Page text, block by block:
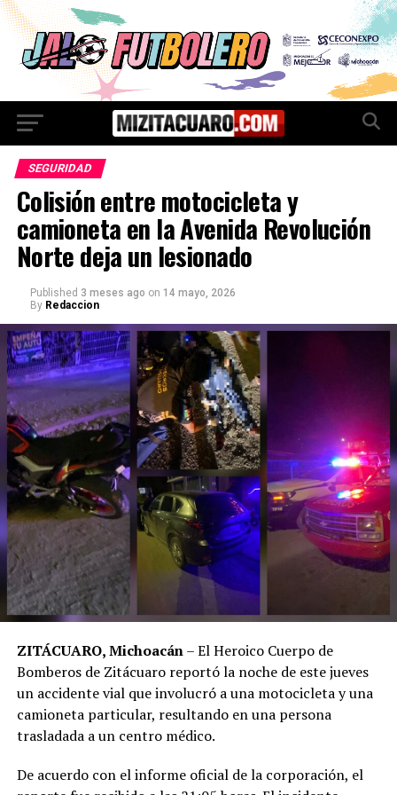
SEGURIDAD
Colisión entre motocicleta y
camioneta en la Avenida Revolución
Norte deja un lesionado
Published 3 meses ago on 14 mayo, 2026
By Redaccion
ZITÁCUARO, Michoacán– El Heroico Cuerpo de
Bomberos de Zitácuaro reportó la noche de este jueves
un accidente vial que involucró a una motocicleta y una
camioneta particular, resultando en una persona
trasladada a un centro médico.
​De acuerdo con el informe oficial de la corporación, el